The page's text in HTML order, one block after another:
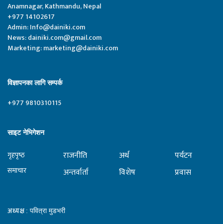
Anamnagar, Kathmandu, Nepal
+977 14102617
Admin:Info@dainiki.com
News:dainiki.com@gmail.com
Marketing:marketing@dainiki.com
विज्ञापनका लागि सम्पर्क
+977 9810310115
साइट नेभिगेशन
गृहपृष्‍ठ
समाचार
राजनीति
अन्तर्वार्ता
अर्थ
विशेष
पर्यटन
प्रवास
अध्यक्ष : पवित्रा मुडभरी